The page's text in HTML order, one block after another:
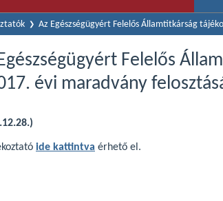
Az Egészségügyért Felelős Államtitkárság
Felelős
évi maradvány
ide kattintva érhető el.